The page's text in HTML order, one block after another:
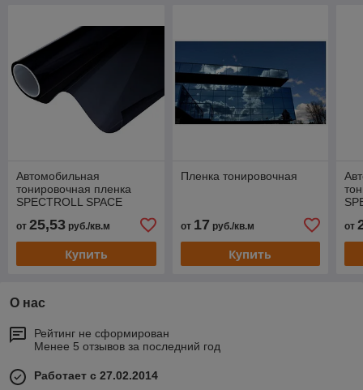
Автомобильная
тонировочная пленка
SPECTROLL SPACE
от 25,53 руб./кв.м
Купить
Пленка тонировочная
от 17 руб./кв.м
Купить
от
О нас
Рейтинг не сформирован
Менее 5 отзывов за последний год
Работает с 27.02.2014